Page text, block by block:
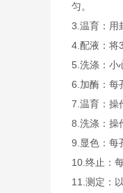
匀。
3.温育：用
4.配液：将
5.洗涤：小
6.加酶：每
7.温育：操
8.洗涤：操
9.显色：每
10.终止：
11.测定：